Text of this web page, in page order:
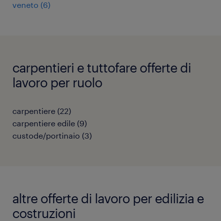
veneto (6)
carpentieri e tuttofare offerte di
lavoro per ruolo
carpentiere (22)
carpentiere edile (9)
custode/portinaio (3)
altre offerte di lavoro per edilizia e
costruzioni